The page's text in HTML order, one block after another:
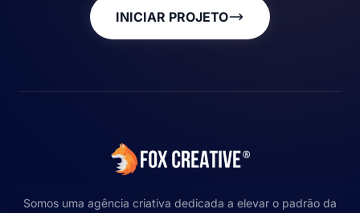
INICIAR PROJETO
Somos uma agência criativa dedicada a elevar o padrão da